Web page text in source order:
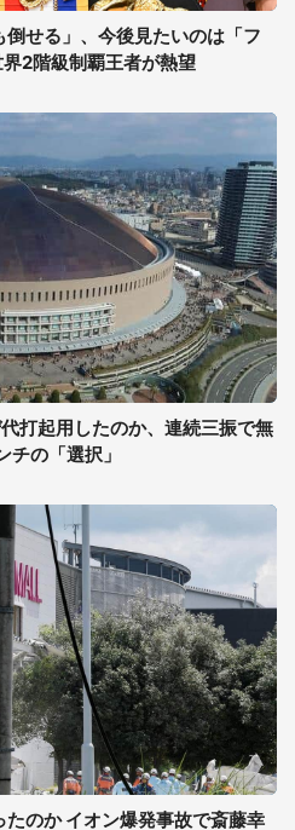
せる」、今後見たいのは「フ
2階級制覇王者が熱望
打起用したのか、連続三振で無
の「選択」
のか イオン爆発事故で斎藤幸